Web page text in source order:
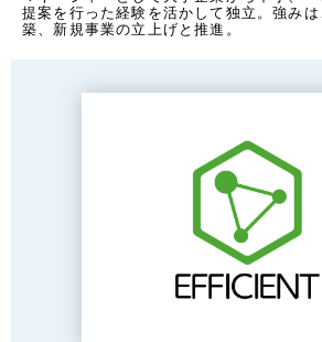
提案を行った経験を活かして独立。強み
築、新規事業の立上げと推進。